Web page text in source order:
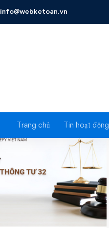
info@webketoan.vn
Trang chủ Tin hoạt động